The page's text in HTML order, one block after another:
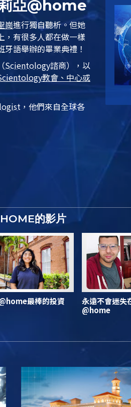
亞@home
崗進行獨自聽析。但她
，有很多人都在做一樣
語舉辦的畢業典禮！
（Scientology諮商），以
教會、中心或
，他們來自全球各
的影片
最棒的投資
永遠不會迷失
@home